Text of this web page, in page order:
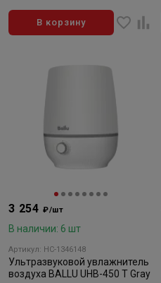
В корзину
3 254 ₽/шт
В наличии: 6 шт
Артикул: НС-1346148
Ультразвуковой увлажнитель
воздуха BALLU UHB-450 T Gray